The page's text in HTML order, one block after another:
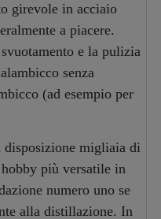
girevole in acciaio
a piacere.
e la pulizia
senza
(ad esempio per
disposizione migliaia di
più versatile in
numero uno se
alla distillazione. In